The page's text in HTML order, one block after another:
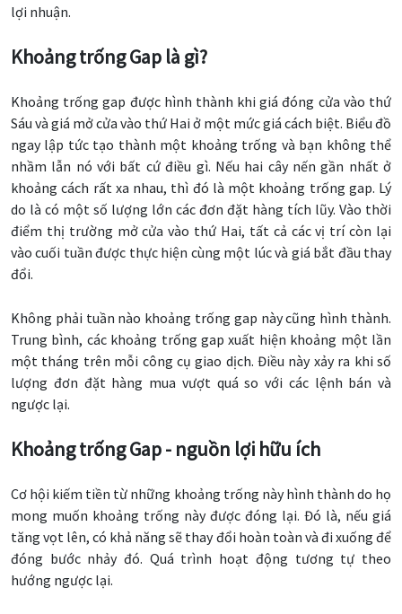
lợi nhuận.
Khoảng trống Gap là gì?
Khoảng trống gap được hình thành khi giá đóng cửa vào thứ
Sáu và giá mở cửa vào thứ Hai ở một mức giá cách biệt. Biểu đồ
ngay lập tức tạo thành một khoảng trống và bạn không thể
nhầm lẫn nó với bất cứ điều gì. Nếu hai cây nến gần nhất ở
khoảng cách rất xa nhau, thì đó là một khoảng trống gap. Lý
do là có một số lượng lớn các đơn đặt hàng tích lũy. Vào thời
điểm thị trường mở cửa vào thứ Hai, tất cả các vị trí còn lại
vào cuối tuần được thực hiện cùng một lúc và giá bắt đầu thay
đổi.
Không phải tuần nào khoảng trống gap này cũng hình thành.
Trung bình, các khoảng trống gap xuất hiện khoảng một lần
một tháng trên mỗi công cụ giao dịch. Điều này xảy ra khi số
lượng đơn đặt hàng mua vượt quá so với các lệnh bán và
ngược lại.
Khoảng trống Gap - nguồn lợi hữu ích
Cơ hội kiếm tiền từ những khoảng trống này hình thành do họ
mong muốn khoảng trống này được đóng lại. Đó là, nếu giá
tăng vọt lên, có khả năng sẽ thay đổi hoàn toàn và đi xuống để
đóng bước nhảy đó. Quá trình hoạt động tương tự theo
hướng ngược lại.